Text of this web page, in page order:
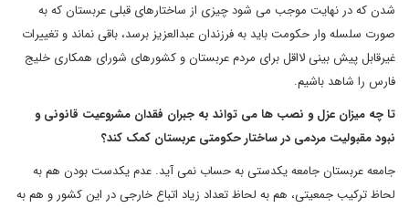
شدن که در نهایت موجب می شود چیزی از ساختارهای قبلی عربستان که به
صورت سلسله وار حکومت باید به فرزندان عبدالعزیز برسد، باقی نماند و تغییرات
غیرقابل پیش بینی لااقل برای مردم عربستان و کشورهای شورای همکاری خلیج
فارس را شاهد باشیم.
تا چه میزان عزل و نصب ها می تواند به جبران فقدان مشروعیت قانونی و
نبود مقبولیت مردمی در ساختار حکومتی عربستان کمک کند؟
جامعه عربستان جامعه یکدستی به حساب نمی آید. عدم یکدست بودن هم به
لحاظ ترکیب جمعیتی، هم به لحاظ تعداد زیاد اتباع خارجی در این کشور و هم به